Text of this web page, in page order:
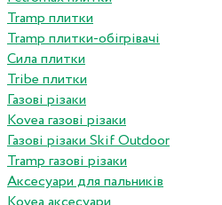
Tramp плитки
Tramp плитки-обігрівачі
Сила плитки
Tribe плитки
Газові різаки
Kovea газові різаки
Газові різаки Skif Outdoor
Tramp газові різаки
Аксесуари для пальників